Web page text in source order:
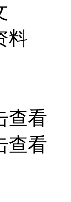
料
查看
查看